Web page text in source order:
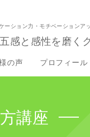
ション力・モチベーション
感と感性を磨く
の声 プロフィール
講座